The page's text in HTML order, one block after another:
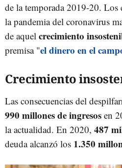
de la temporada 2019-20. Los
la pandemia del coronavirus
de aquel crecimiento
premisa "el dinero en el
Crecimiento
Las consecuencias del
990 millones de ingresos en
la actualidad. En 2020, 487
deuda alcanzó los 1.350